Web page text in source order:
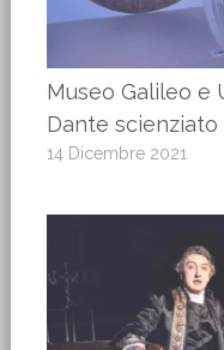
Museo Galileo e
Dante scienziato
14 Dicembre 2021